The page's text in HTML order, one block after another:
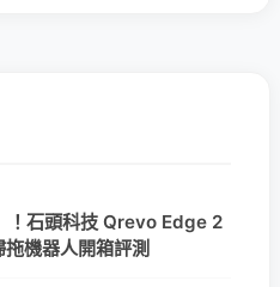
！石頭科技 Qrevo Edge 2
機器人開箱評測